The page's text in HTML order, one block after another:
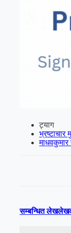
ट्याग
भ्रष्टाचार
माधवकुमार
सम्बन्धित लेख